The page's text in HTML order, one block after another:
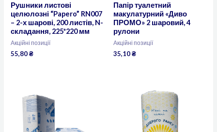
Рушники листові
целюлозні “Papero” RN007
– 2-х шарові, 200 листів, N-
складання, 225*220 мм
Акційні позиції
55,80₴
Папір туалетний
макулатурний «Диво
ПРОМО» 2 шаровий, 4
рулони
Акційні позиції
35,10₴